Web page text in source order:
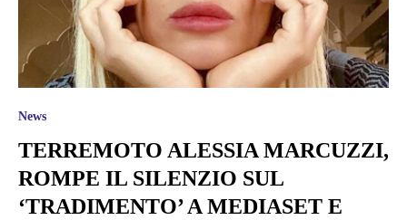
News
TERREMOTO ALESSIA MARCUZZI,
ROMPE IL SILENZIO SUL
‘TRADIMENTO’ A MEDIASET E